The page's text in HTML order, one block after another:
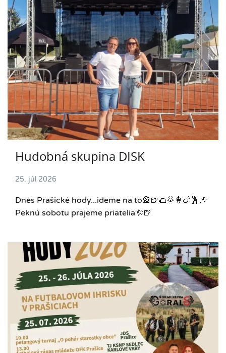
Hudobná skupina DISK
25. júl 2026
Dnes Prašické hody...ideme na to🎡🍺🌮🌞🍦🍗🕺🎶
Peknú sobotu prajeme priatelia🌞🍺